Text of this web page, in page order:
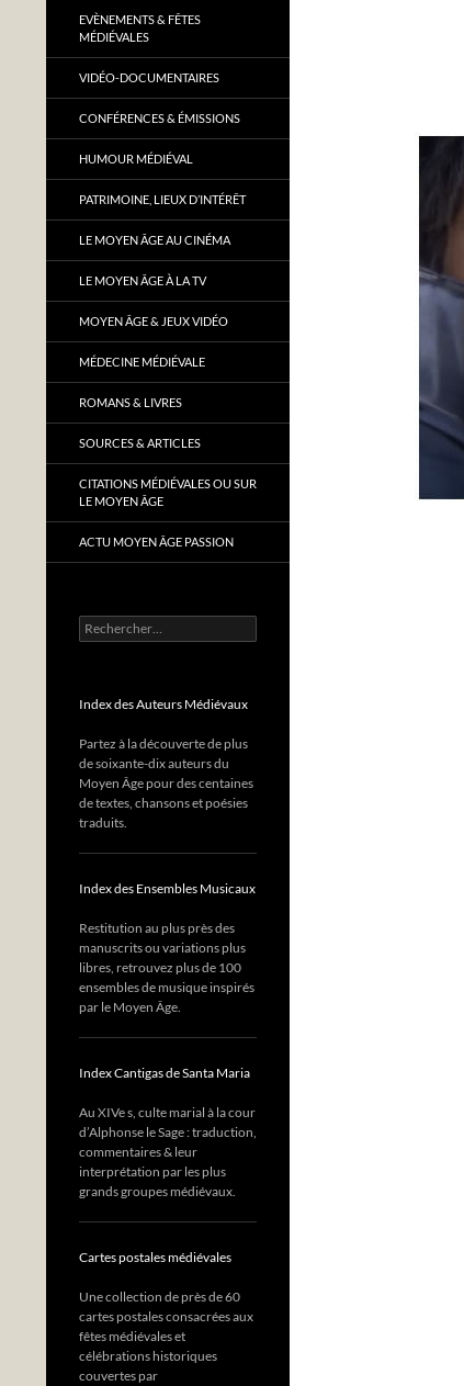
EVÈNEMENTS & FÊTES
MÉDIÉVALES
VIDÉO-DOCUMENTAIRES
CONFÉRENCES & ÉMISSIONS
HUMOUR MÉDIÉVAL
PATRIMOINE, LIEUX D’INTÉRÊT
LE MOYEN ÂGE AU CINÉMA
LE MOYEN ÂGE À LA TV
MOYEN ÂGE & JEUX VIDÉO
MÉDECINE MÉDIÉVALE
ROMANS & LIVRES
SOURCES & ARTICLES
CITATIONS MÉDIÉVALES OU SUR
LE MOYEN ÂGE
ACTU MOYEN ÂGE PASSION
Rechercher :
Index des Auteurs Médiévaux
Partez à la découverte de plus
de soixante-dix auteurs du
Moyen Âge pour des centaines
de textes, chansons et poésies
traduits.
Index des Ensembles Musicaux
Restitution au plus près des
manuscrits ou variations plus
libres, retrouvez plus de 100
ensembles de musique inspirés
par le Moyen Âge.
Index Cantigas de Santa Maria
Au XIVe s, culte marial à la cour
d’Alphonse le Sage : traduction,
commentaires & leur
interprétation par les plus
grands groupes médiévaux.
Cartes postales médiévales
Une collection de près de 60
cartes postales consacrées aux
fêtes médiévales et
célébrations historiques
couvertes par